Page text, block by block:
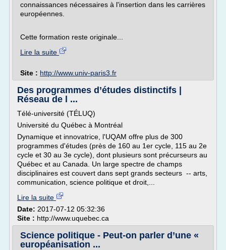
connaissances nécessaires à l'insertion dans les carrières
européennes.
Cette formation reste originale...
Lire la suite
Site : http://www.univ-paris3.fr
Des programmes d’études distinctifs |
Réseau de l ...
Télé-université (TÉLUQ)
Université du Québec à Montréal
Dynamique et innovatrice, l'UQAM offre plus de 300
programmes d'études (près de 160 au 1er cycle, 115 au 2e
cycle et 30 au 3e cycle), dont plusieurs sont précurseurs au
Québec et au Canada. Un large spectre de champs
disciplinaires est couvert dans sept grands secteurs -- arts,
communication, science politique et droit,...
Lire la suite
Date: 2017-07-12 05:32:36
Site : http://www.uquebec.ca
Science politique - Peut-on parler d’une «
européanisation ...